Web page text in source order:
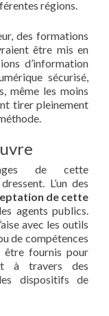
régions.
des formations
être mis en
d’information
sécurisé,
même les moins
tirer pleinement
de cette
L’un des
de cette
agents publics.
avec les outils
de compétences
être fournis pour
à travers des
dispositifs de